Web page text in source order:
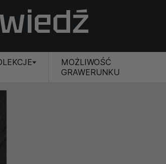
MOŻLIWOŚĆ
GRAWERUNKU